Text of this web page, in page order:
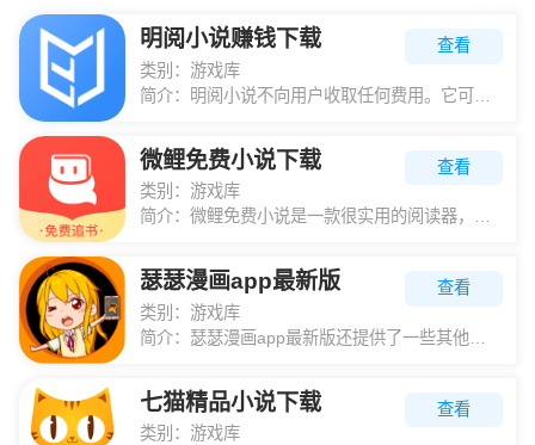
明阅小说赚钱下载
类别： 游戏库
简介：
明阅小说不向用户收取任何费用。它可以让您轻松阅读各种类型的小说。丰富的分类让您快速查找资源。海量图书内容让您自由选择。小说内容适合大众用户。相信大家喜欢看的小说都可以在这里找到。每日提醒推荐你喜欢的款
查看
微鲤免费小说下载
类别： 游戏库
简介：微鲤免费小说是一款很实用的阅读器，用户可以在软件中阅读各类小说，海量的小说资源让用户可以随意选择阅读。为用户准备的小说是最新最热门的小说资源，用户可以随时随地阅读自己喜欢的小说。小说资源丰富，类型齐全
查看
瑟瑟漫画app最新版
类别： 游戏库
简介： 瑟瑟漫画app最新版还提供了一些其他的服务，让用户可以随时了解到最新的漫画动态。用户可以通过关键词快速找到他们想要的漫画；它还提供了一个社区，用户可以在这里和其他的漫画爱好者交流心得，分享自己喜欢的作
查看
七猫精品小说下载
类别： 游戏库
查看